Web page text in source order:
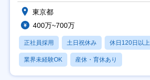
東京都
400万~700万
正社員採用 土日祝休み 休日120日以上
業界未経験OK 産休・育休あり